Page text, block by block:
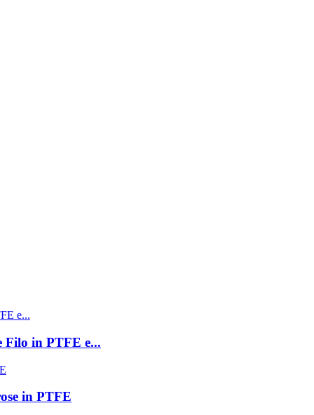
Filo in PTFE e...
in PTFE